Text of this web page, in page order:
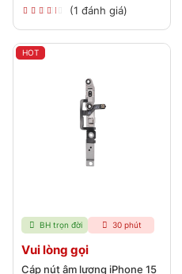
(1 đánh giá)
HOT
BH trọn đời 30 phút
Vui lòng gọi
Cáp nút âm lượng iPhone 15